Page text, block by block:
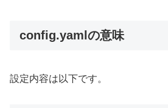
config.yamlの意味
設定内容は以下です。